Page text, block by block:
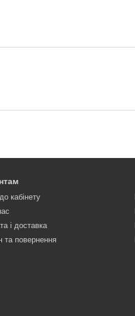
кабінету
і доставка
та повернення